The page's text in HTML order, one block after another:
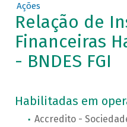
Ações
Relação de
Financeiras
- BNDES FGI
Habilitadas em
Accredito -